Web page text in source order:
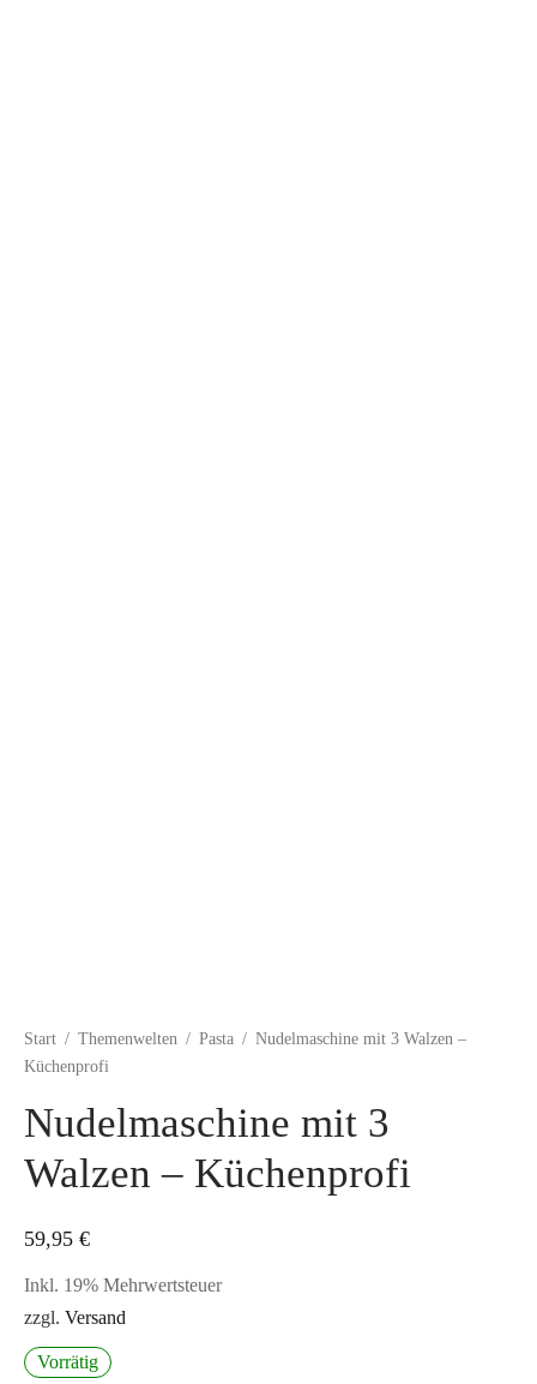
Start / Themenwelten / Pasta / Nudelmaschine mit 3 Walzen –
Küchenprofi
Nudelmaschine mit 3
Walzen – Küchenprofi
59,95 €
Inkl. 19% Mehrwertsteuer
zzgl. Versand
Vorrätig